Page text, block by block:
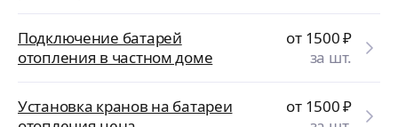
Подключение батарей
отопления в частном доме
от 1500₽
за шт.
Установка кранов на батареи
от 1500₽